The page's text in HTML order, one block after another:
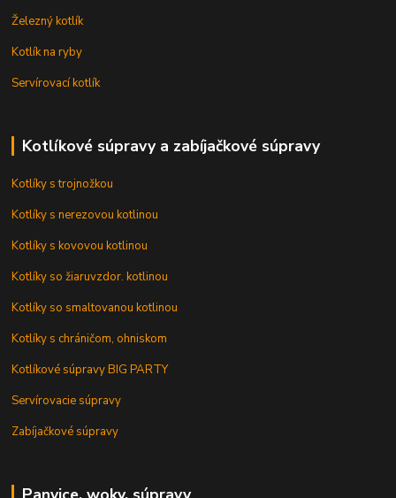
Železný kotlík
Kotlík na ryby
Servírovací kotlík
Kotlíkové súpravy a zabíjačkové súpravy
Kotlíky s trojnožkou
Kotlíky s nerezovou kotlinou
Kotlíky s kovovou kotlinou
Kotlíky so žiaruvzdor. kotlinou
Kotlíky so smaltovanou kotlinou
Kotlíky s chráničom, ohniskom
Kotlíkové súpravy BIG PARTY
Servírovacie súpravy
Zabíjačkové súpravy